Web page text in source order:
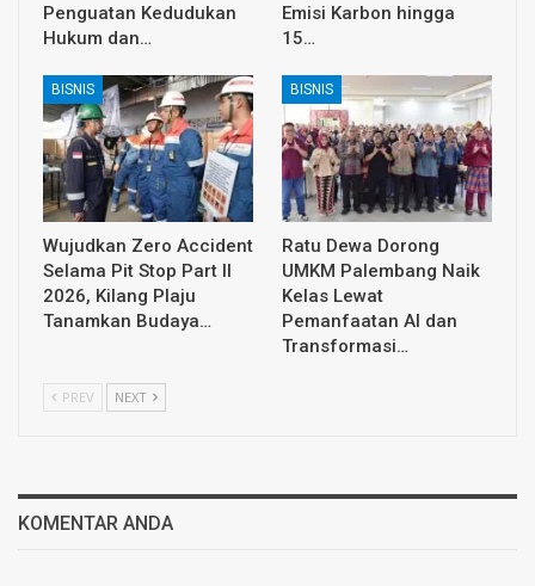
Penguatan Kedudukan
Hukum dan…
Emisi Karbon hingga
15…
BISNIS
Wujudkan Zero Accident
Selama Pit Stop Part II
2026, Kilang Plaju
Tanamkan Budaya…
BISNIS
Ratu Dewa Dorong
UMKM Palembang Naik
Kelas Lewat
Pemanfaatan AI dan
Transformasi…
PREV NEXT
KOMENTAR ANDA